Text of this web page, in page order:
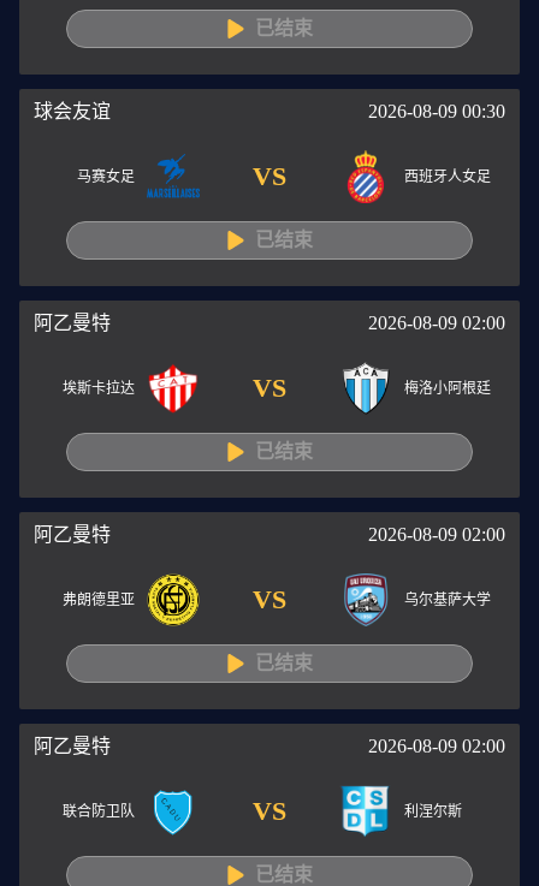
已结束
球会友谊 2026-08-09 00:30
马赛女足 VS 西班牙人女足
已结束
阿乙曼特 2026-08-09 02:00
埃斯卡拉达 VS 梅洛小阿根廷
已结束
阿乙曼特 2026-08-09 02:00
弗朗德里亚 VS 乌尔基萨大学
已结束
阿乙曼特 2026-08-09 02:00
联合防卫队 VS 利涅尔斯
已结束